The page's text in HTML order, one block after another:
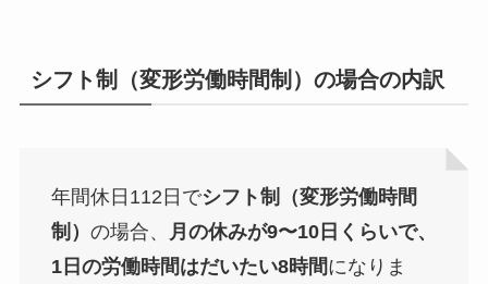
シフト制（変形労働時間制）の場合の内訳
年間休日112日でシフト制（変形労働時間
制） の場合、
月の休みが9〜10日くらいで、
1日の労働時間はだいたい8時間になりま